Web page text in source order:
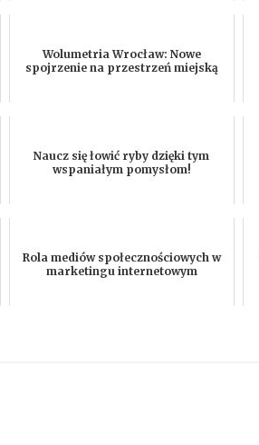
Wolumetria Wrocław: Nowe
spojrzenie na przestrzeń miejską
Naucz się łowić ryby dzięki tym
wspaniałym pomysłom!
Rola mediów społecznościowych w
marketingu internetowym